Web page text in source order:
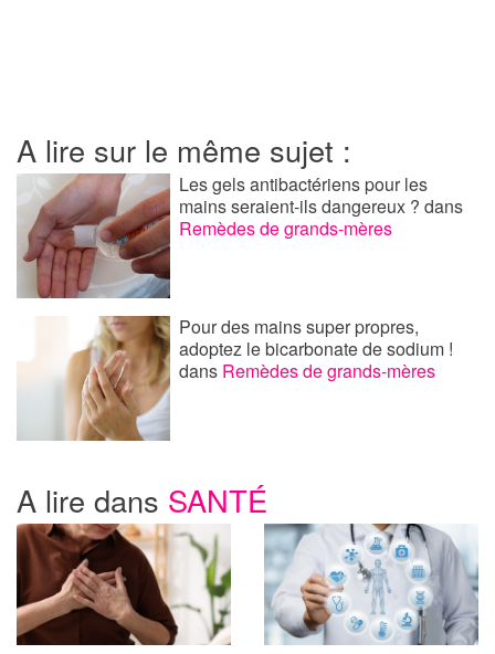
A lire sur le même sujet :
Les gels antibactériens pour les
mains seraient-ils dangereux ?dans
Remèdes de grands-mères
Pour des mains super propres,
adoptez le bicarbonate de sodium !
dans Remèdes de grands-mères
A lire dans SANTÉ